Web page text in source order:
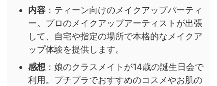
内容：ティーン向けのメイクアップパーティ
ー。プロのメイクアップアーティストが出張
して、自宅や指定の場所で本格的なメイクア
ップ体験を提供します。
感想：娘のクラスメイトが14歳の誕生日会で
利用。プチプラでおすすめのコスメやお肌の